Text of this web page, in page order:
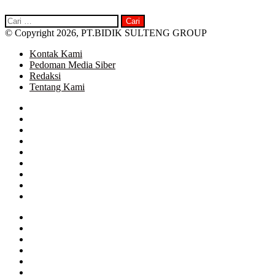
Cari
untuk:
© Copyright 2026, PT.BIDIK SULTENG GROUP
Kontak Kami
Pedoman Media Siber
Redaksi
Tentang Kami
Facebook
Twitter
Google+
WhatsApp
Telegram
Close